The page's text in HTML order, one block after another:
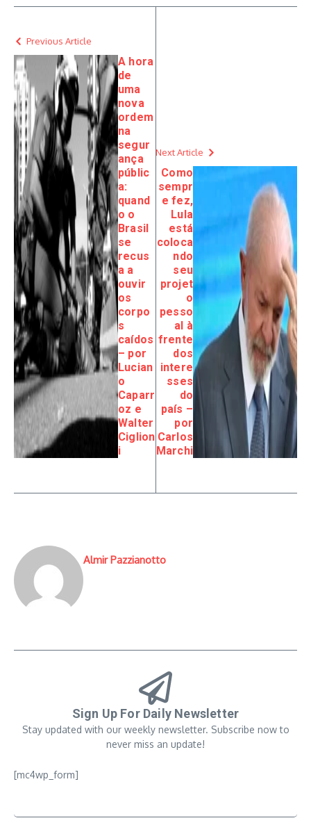
Previous Article
A hora
de
uma
nova
ordem
na
segur
ança
públic
a:
quand
o o
Brasil
se
recus
a a
ouvir
os
corpo
s
caídos
– por
Lucian
o
Caparr
oz e
Walter
Ciglion
i
Next Article
Como
sempr
e fez,
Lula
está
coloca
ndo
seu
projet
o
pesso
al à
frente
dos
intere
sses
do
país –
por
Carlos
Marchi
Almir Pazzianotto
Sign Up For Daily Newsletter
Stay updated with our weekly newsletter. Subscribe now to
never miss an update!
[mc4wp_form]